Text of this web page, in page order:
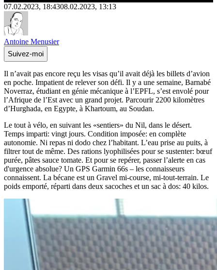
07.02.2023, 18:4308.02.2023, 13:13
Antoine Menusier
Suivez-moi
Il n’avait pas encore reçu les visas qu’il avait déjà les billets d’avion
en poche. Impatient de relever son défi. Il y a une semaine, Barnabé
Noverraz, étudiant en génie mécanique à l’EPFL, s’est envolé pour
l’Afrique de l’Est avec un grand projet. Parcourir 2200 kilomètres
d’Hurghada, en Egypte, à Khartoum, au Soudan.
Le tout à vélo, en suivant les «sentiers» du Nil, dans le désert.
Temps imparti: vingt jours. Condition imposée: en complète
autonomie. Ni repas ni dodo chez l’habitant. L’eau prise au puits, à
filtrer tout de même. Des rations lyophilisées pour se sustenter: bœuf
purée, pâtes sauce tomate. Et pour se repérer, passer l’alerte en cas
d'urgence absolue? Un GPS Garmin 66s – les connaisseurs
connaissent. La bécane est un Gravel mi-course, mi-tout-terrain. Le
poids emporté, réparti dans deux sacoches et un sac à dos: 40 kilos.